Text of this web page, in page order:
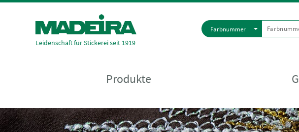
Leidenschaft für Stickerei seit 1919
Farbnummer
Produkte